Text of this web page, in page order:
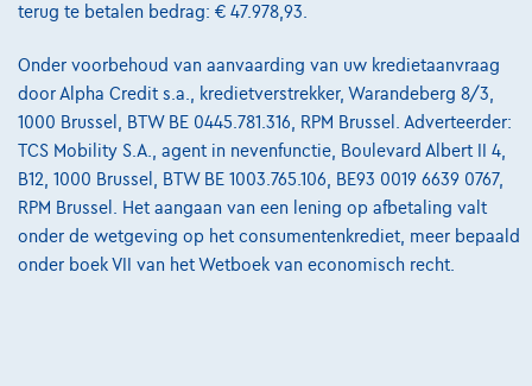
terug te betalen bedrag: € 47.978,93.
Onder voorbehoud van aanvaarding van uw kredietaanvraag
door Alpha Credit s.a., kredietverstrekker, Warandeberg 8/3,
1000 Brussel, BTW BE 0445.781.316, RPM Brussel. Adverteerder:
TCS Mobility S.A., agent in nevenfunctie, Boulevard Albert II 4,
B12, 1000 Brussel, BTW BE 1003.765.106, BE93 0019 6639 0767,
RPM Brussel. Het aangaan van een lening op afbetaling valt
onder de wetgeving op het consumentenkrediet, meer bepaald
onder boek VII van het Wetboek van economisch recht.
@2024 TCS Mobility SA/NV Copyright
Algemene Voorwaarden
Bijstandsvoorwaarden
Privacyverklaring
Cookiebeleid